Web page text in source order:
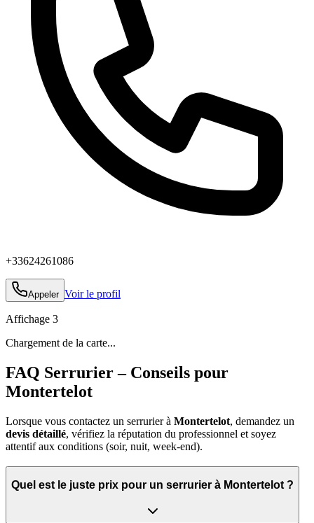
+33624261086
Appeler Voir le profil
Affichage 3
Chargement de la carte...
FAQ Serrurier – Conseils pour
Montertelot
Lorsque vous contactez un serrurier à Montertelot, demandez un
devis détaillé, vérifiez la réputation du professionnel et soyez
attentif aux conditions (soir, nuit, week‑end).
Quel est le juste prix pour un serrurier à Montertelot ?